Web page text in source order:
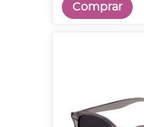
Comprar